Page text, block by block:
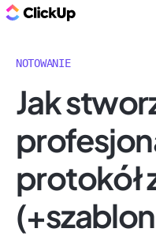
NOTOWANIE
Jak
protokół